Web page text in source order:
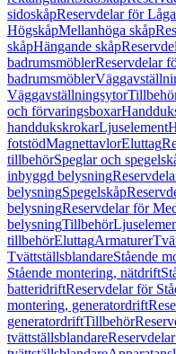
sidoskåpReservdelar för
HögskåpMellanhöga skåp
skåpHängande skåp
badrumsmöblerReservdelar
badrumsmöbler
Väggavställningsytor
och förvaringsboxar
handdukskrokarLjuselement
fotstödMagnettavlorEluttag
tillbehörSpeglar och
inbyggd belysning
belysningSpegelskåp
belysningReservdelar för
belysningTillbehör
tillbehörEluttagArmaturer
TvättställsblandareStående
Stående montering, nätdrift
batteridriftReservdelar för
montering, generatordrift
generatordriftTillbehör
tvättställsblandare